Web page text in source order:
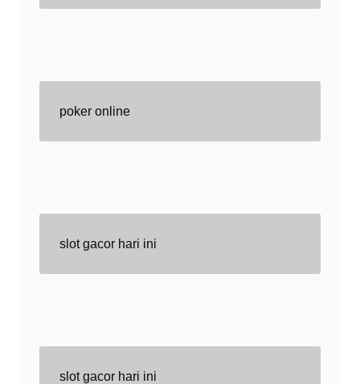
poker online
slot gacor hari ini
slot gacor hari ini